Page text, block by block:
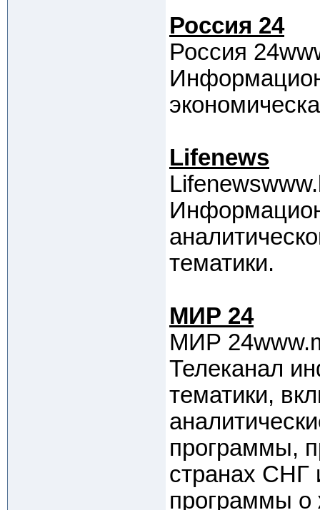
Россия 24
Россия
Lifenews
тематики.
МИР 24
МИР
Телеканал
тематики,
программы,
странах СНГ
программы о